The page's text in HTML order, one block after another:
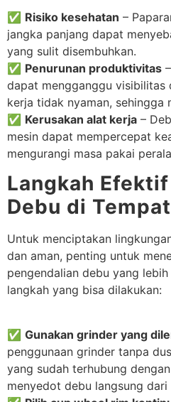
✅ Risiko kesehatan –
jangka panjang dapat
yang sulit disembuhkan.
✅ Penurunan produktivitas
dapat mengganggu visibilitas
kerja tidak nyaman, sehingga
✅ Kerusakan alat kerja –
mesin dapat mempercepat
mengurangi masa pakai
Langkah
Debu di
Untuk menciptakan
dan aman, penting untuk
pengendalian debu yang
langkah yang bisa dilakukan:
✅ Gunakan grinder yang
penggunaan grinder tanpa
yang sudah terhubung
menyedot debu langsung dari